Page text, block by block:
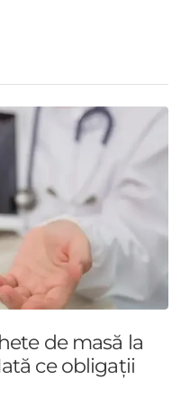
de masă la
ce obligații